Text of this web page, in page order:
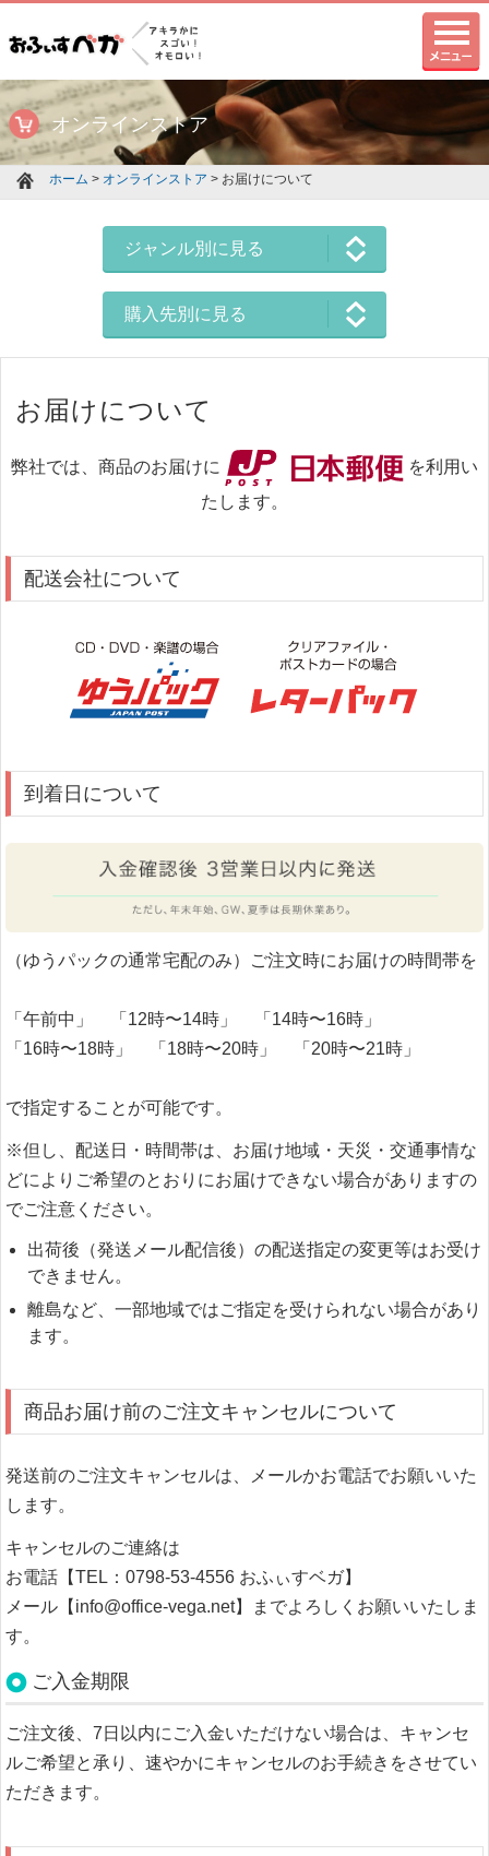
オンラインストア
ホーム > オンラインストア > お届けについて
ジャンル別に見る
購入先別に見る
お届けについて
弊社では、商品のお届けに
を利用い
たします。
配送会社について
到着日について
（ゆうパックの通常宅配のみ）ご注文時にお届けの時間帯を
「午前中」 「12時〜14時」 「14時〜16時」
「16時〜18時」 「18時〜20時」 「20時〜21時」
で指定することが可能です。
※但し、配送日・時間帯は、お届け地域・天災・交通事情な
どによりご希望のとおりにお届けできない場合がありますの
でご注意ください。
出荷後（発送メール配信後）の配送指定の変更等はお受け
できません。
離島など、一部地域ではご指定を受けられない場合があり
ます。
商品お届け前のご注文キャンセルについて
発送前のご注文キャンセルは、メールかお電話でお願いいた
します。
キャンセルのご連絡は
お電話【TEL：0798-53-4556 おふぃすベガ】
メール【info@office-vega.net】までよろしくお願いいたしま
す。
ご入金期限
ご注文後、7日以内にご入金いただけない場合は、キャンセ
ルご希望と承り、速やかにキャンセルのお手続きをさせてい
ただきます。